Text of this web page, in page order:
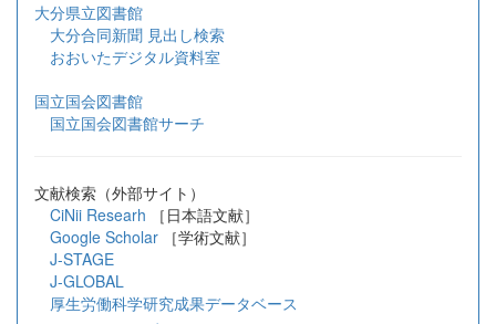
大分県立図書館
大分合同新聞 見出し検索
おおいたデジタル資料室
国立国会図書館
国立国会図書館サーチ
文献検索（外部サイト）
CiNii Researh ［日本語文献］
Google Scholar
［学術文献］
J-STAGE
J-GLOBAL
厚生労働科学研究成果データベース